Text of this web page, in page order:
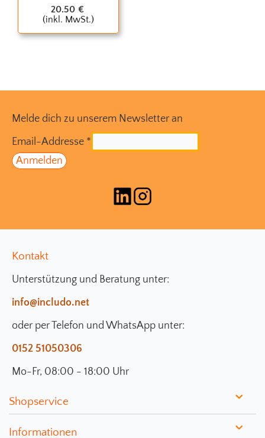
20.50 €
(inkl. MwSt.)
Melde dich zu unserem Newsletter an
Email-Addresse *
Kontakt
Unterstützung und Beratung unter:
info@includo.net
oder per Telefon und WhatsApp unter:
0152 51050306
Mo-Fr, 08:00 - 18:00 Uhr
Shopservice
Informationen